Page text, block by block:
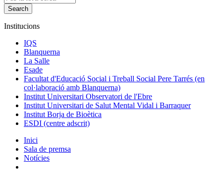
Institucions
IQS
Blanquerna
La Salle
Esade
Facultat d'Educació Social i Treball Social Pere Tarrés (en
col·laboració amb Blanquerna)
Institut Universitari Observatori de l'Ebre
Institut Universitari de Salut Mental Vidal i Barraquer
Institut Borja de Bioètica
ESDI (centre adscrit)
Inici
Sala de premsa
Notícies